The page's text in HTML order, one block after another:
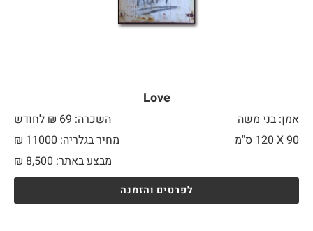
Love
אמן: בני משה
השכרה: 69 ₪ לחודש
90 X
מחיר בגלריה: 11000 ₪
מבצע באתר:
₪ 8,500
לפרטים והזמנה